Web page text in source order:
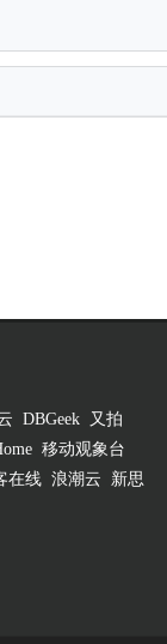
DBGeek
又拍
移动观象台
在线 浪潮云
新思